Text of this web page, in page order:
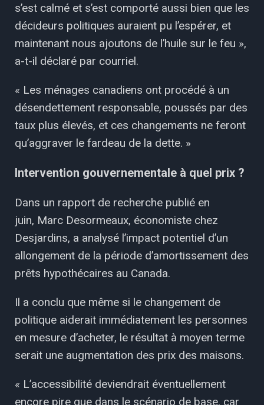
s’est calmé et s’est comporté aussi bien que les
décideurs politiques auraient pu l’espérer, et
maintenant nous ajoutons de l’huile sur le feu »,
a-t-il déclaré par courriel.
« Les ménages canadiens ont procédé à un
désendettement responsable, poussés par des
taux plus élevés, et ces changements ne feront
qu’aggraver le fardeau de la dette. »
Intervention gouvernementale à quel prix ?
Dans un rapport de recherche publié en
juin, Marc Desormeaux, économiste chez
Desjardins, a analysé l’impact potentiel d’un
allongement de la période d’amortissement des
prêts hypothécaires au Canada.
Il a conclu que même si le changement de
politique aiderait immédiatement les personnes
en mesure d’acheter, le résultat à moyen terme
serait une augmentation des prix des maisons.
« L’accessibilité deviendrait éventuellement
encore pire que dans le scénario de base, car